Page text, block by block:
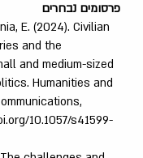
פרסומים נבחרים
E. (2024). Civilian
and the
and medium-sized
Humanities and
10.1057/s41599-